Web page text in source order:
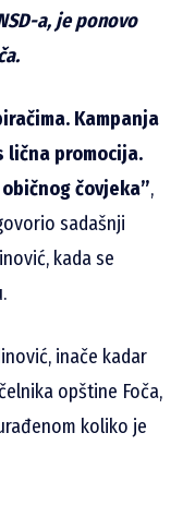
a, je ponovo
Kampanja
promocija.
čovjeka”,
sadašnji
kada se
inače kadar
opštine Foča,
koliko je